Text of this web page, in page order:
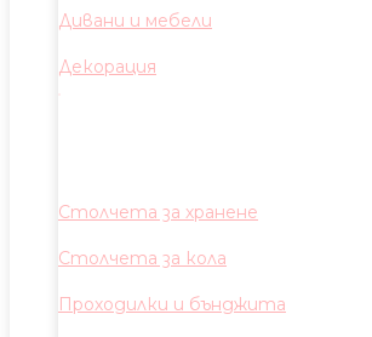
Дивани и мебели
Декорация
Столчета за хранене
Столчета за кола
Проходилки и бънджита